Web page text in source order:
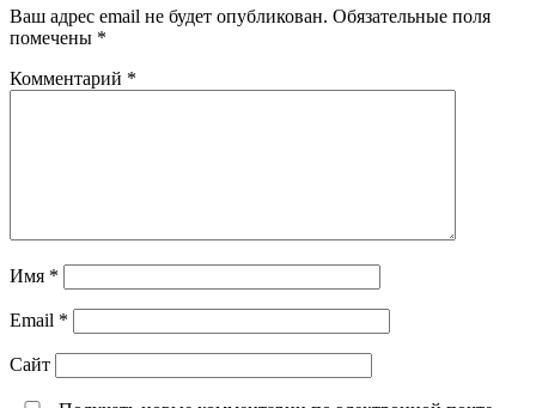
Ваш адрес email не будет опубликован. Обязательные поля
помечены *
Комментарий *
Имя *
Email *
Сайт